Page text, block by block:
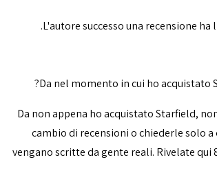
L'autore successo una recensione
Da nel momento in cui ho acquistato
Da non appena ho acquistato Starfield,
cambio di recensioni o chiederle solo
vengano scritte da gente reali. Rivelate